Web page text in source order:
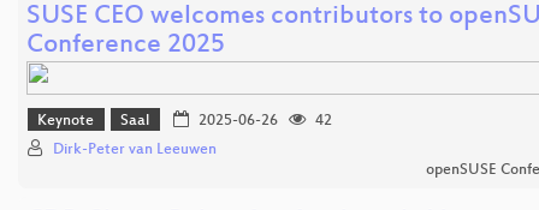
SUSE CEO welcomes contributors to
Conference 2025
Keynote Saal 2025-06-26
42
Dirk-Peter van Leeuwen
openSUSE